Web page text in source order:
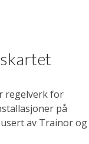
regelverk for
på
av Trainor og